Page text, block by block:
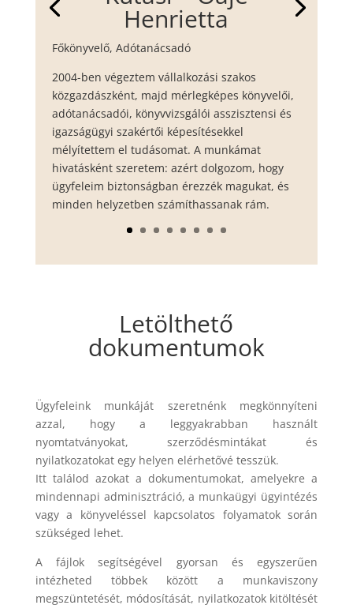
Henrietta
Főkönyvelő, Adótanácsadó
2004-ben végeztem vállalkozási szakos
közgazdászként, majd mérlegképes könyvelői,
adótanácsadói, könyvvizsgálói asszisztensi és
igazságügyi szakértői képesítésekkel
mélyítettem el tudásomat. A munkámat
hivatásként szeretem: azért dolgozom, hogy
ügyfeleim biztonságban érezzék magukat, és
minden helyzetben számíthassanak rám.
Letölthető
dokumentumok
Ügyfeleink munkáját szeretnénk megkönnyíteni
azzal, hogy a leggyakrabban használt
nyomtatványokat, szerződésmintákat és
nyilatkozatokat egy helyen elérhetővé tesszük.
Itt találod azokat a dokumentumokat, amelyekre a
mindennapi adminisztráció, a munkaügyi ügyintézés
vagy a könyveléssel kapcsolatos folyamatok során
szükséged lehet.
A fájlok segítségével gyorsan és egyszerűen
intézheted többek között a munkaviszony
megszüntetését, módosítását, nyilatkozatok kitöltését